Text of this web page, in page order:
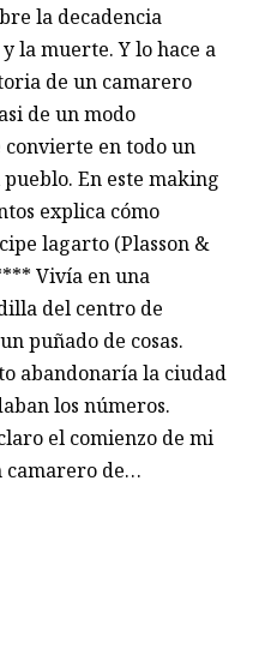
la decadencia
la muerte. Y lo hace a
de un camarero
de un modo
en todo un
En este making
explica cómo
lagarto (Plasson &
Vivía en una
del centro de
puñado de cosas.
abandonaría la ciudad
los números.
el comienzo de mi
camarero de…